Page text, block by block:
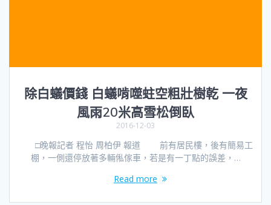
除白蟻價錢 白蟻啃噬蛀空粗壯樹乾 一夜
風雨20米高雪松倒臥
2016-12-03
□晚報記者 程怡 周柏伊 報道 前有居民樓，後有簡易工
棚，一側還停放著多輛俬傢車，若是有一丁點的誤差，…
Read more